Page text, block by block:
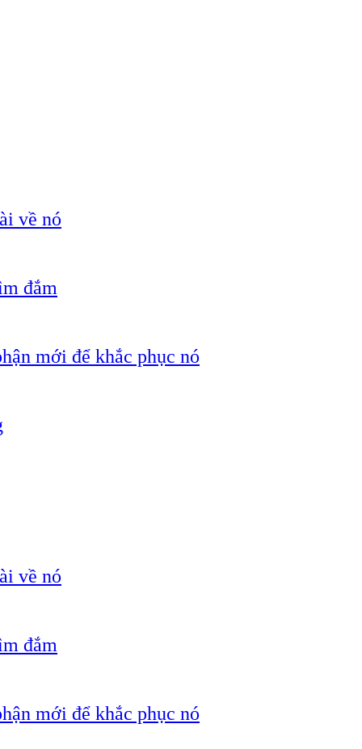
về nó
đắm
mới để khắc phục nó
về nó
đắm
mới để khắc phục nó